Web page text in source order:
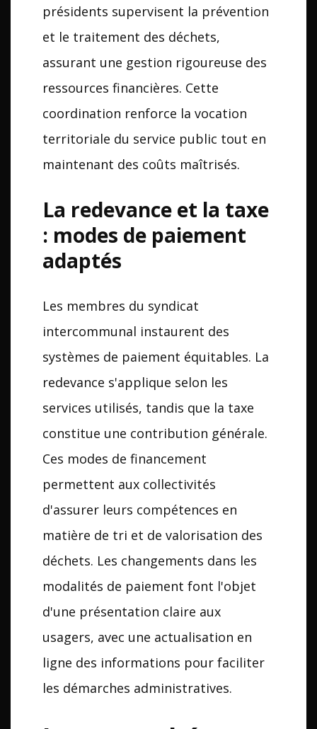
présidents supervisent la prévention
et le traitement des déchets,
assurant une gestion rigoureuse des
ressources financières. Cette
coordination renforce la vocation
territoriale du service public tout en
maintenant des coûts maîtrisés.
La redevance et la taxe
: modes de paiement
adaptés
Les membres du syndicat
intercommunal instaurent des
systèmes de paiement équitables. La
redevance s'applique selon les
services utilisés, tandis que la taxe
constitue une contribution générale.
Ces modes de financement
permettent aux collectivités
d'assurer leurs compétences en
matière de tri et de valorisation des
déchets. Les changements dans les
modalités de paiement font l'objet
d'une présentation claire aux
usagers, avec une actualisation en
ligne des informations pour faciliter
les démarches administratives.